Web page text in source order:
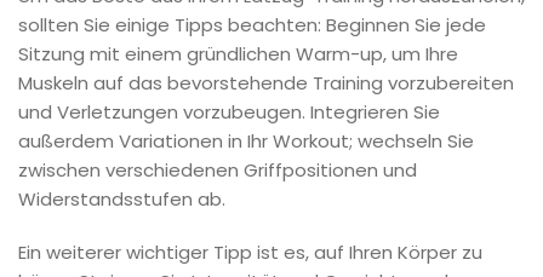
sollten Sie einige Tipps beachten: Beginnen Sie jede
Sitzung mit einem gründlichen Warm-up, um Ihre
Muskeln auf das bevorstehende Training vorzubereiten
und Verletzungen vorzubeugen. Integrieren Sie
außerdem Variationen in Ihr Workout; wechseln Sie
zwischen verschiedenen Griffpositionen und
Widerstandsstufen ab.
Ein weiterer wichtiger Tipp ist es, auf Ihren Körper zu